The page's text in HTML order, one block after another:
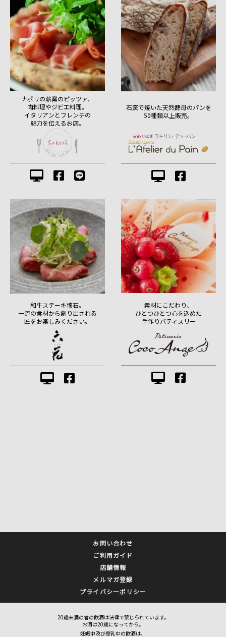
ナポリの薪窯のピッツァ、
肉料理やジビエ料理。
イタリアンとフレンチの
魅力を伝えるお店。
石窯で焼いた天然酵母のパンを
50種類以上販売。
和牛ステーキ懐石。
一流の食材から創り出される
匠をお楽しみください。
素材にこだわり、
ひとつひとつ心を込めた
手作りパティスリー
お問い合わせ
ご利用ガイド
店舗情報
メルマガ登録
プライバシーポリシー
20歳未満の者の飲酒は法律で禁じられています。
お酒は20歳になってから。
妊娠中及び授乳中の飲酒は、